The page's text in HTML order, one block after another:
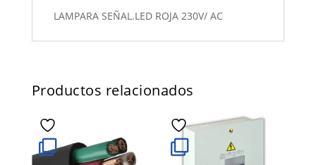
LAMPARA SEÑAL.LED ROJA 230V/ AC
Productos relacionados